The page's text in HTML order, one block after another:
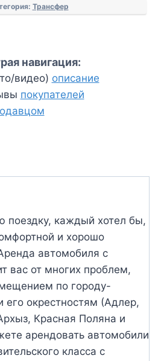
Трансфер
навигация:
видео) описание
покупателей
поездку, каждый хотел бы,
и хорошо
автомобиля с
вас от многих проблем,
по городу-
его окрестностям (Адлер,
Красная Поляна и
арендовать автомобили
класса с